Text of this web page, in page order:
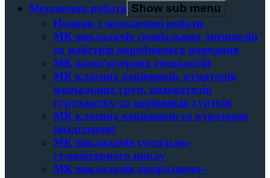
Методична робота Show sub menu
Новини з методичної роботи
МК викладачів спеціальних дисциплін
та майстрів виробничого навчання
МК комп’ютерних технологій
МК класних керівників, кураторів
навчальних груп, вихователів
гуртожитку та керівників гуртків
МК класних керівників та кураторів
(відділення)
МК викладачів суспільно-
гуманітарного циклу
МК викладачів природничо–